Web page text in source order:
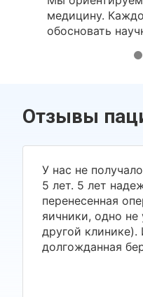
медицину.
обосновать
Отзывы
У нас не
5 лет. 5 лет
перенесенная
яичники, одно не
другой клинике).
долгожданная